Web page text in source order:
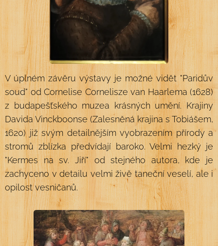
V úplném závěru výstavy je možné vidět "Paridův
soud" od Cornelise Cornelisze van Haarlema (1628)
z budapešťského muzea krásných umění. Krajiny
Davida Vinckboonse (Zalesněná krajina s Tobiášem,
1620) již svým detailnějším vyobrazením přírody a
stromů zblízka předvídají baroko. Velmi hezký je
"Kermes na sv. Jiří" od stejného autora, kde je
zachyceno v detailu velmi živě taneční veselí, ale i
opilost vesničanů.